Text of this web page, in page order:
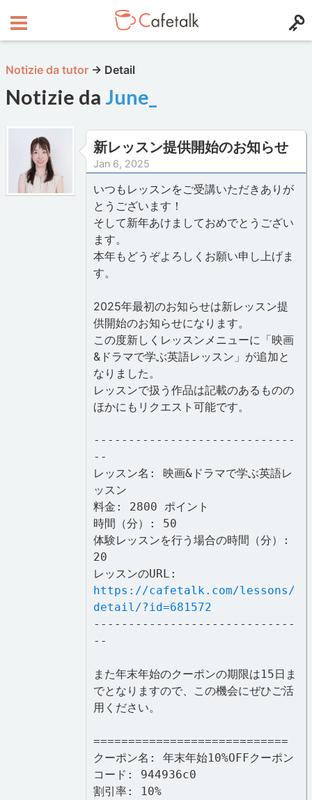
Notizie da tutor → Detail
Notizie da June_
新レッスン提供開始のお知らせ
Jan 6, 2025
いつもレッスンをご受講いただきありが
とうございます！
そして新年あけましておめでとうござい
ます。
本年もどうぞよろしくお願い申し上げま
す。
2025年最初のお知らせは新レッスン提
供開始のお知らせになります。
この度新しくレッスンメニューに「映画
&ドラマで学ぶ英語レッスン」が追加と
なりました。
レッスンで扱う作品は記載のあるものの
ほかにもリクエスト可能です。
-----------------------------
--
レッスン名: 映画&ドラマで学ぶ英語レ
ッスン
料金: 2800 ポイント
時間（分）: 50
体験レッスンを行う場合の時間（分）:
20
レッスンのURL:
https://cafetalk.com/lessons/
detail/?id=681572
-----------------------------
--
また年末年始のクーポンの期限は15日ま
でとなりますので、この機会にぜひご活
用ください。
============================
クーポン名: 年末年始10%OFFクーポン
コード: 944936c0
割引率: 10%